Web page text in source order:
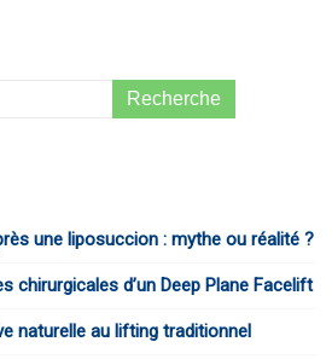
une liposuccion : mythe ou réalité ?
chirurgicales d’un Deep Plane Facelift
naturelle au lifting traditionnel